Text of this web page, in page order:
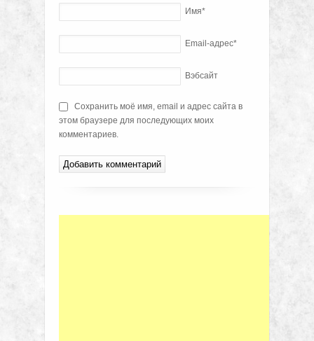
Имя*
Email-адрес*
Вэбсайт
Сохранить моё имя, email и адрес сайта в
этом браузере для последующих моих
комментариев.